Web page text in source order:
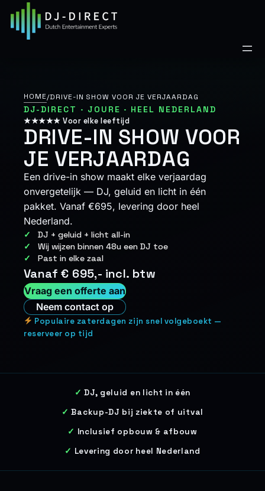
naar
HOME/DRIVE-IN SHOW VOOR JE VERJAARDAG
DJ-DIRECT · JOURE · HEEL NEDERLAND
★★★★★ Voor elke leeftijd
DRIVE-IN SHOW VOOR
JE VERJAARDAG
Een drive-in show maakt elke verjaardag
onvergetelijk — DJ, geluid en licht in één
pakket. Vanaf €695, levering door heel
Nederland.
DJ + geluid + licht all-in
Wij wijzen binnen 48u een DJ toe
Past in elke zaal
Vanaf € 695,- incl. btw
Vraag een offerte aan
Neem contact op
Populaire zaterdagen zijn snel volgeboekt —
reserveer op tijd
DJ, geluid en licht in één
Backup-DJ bij ziekte of uitval
Inclusief opbouw & afbouw
Levering door heel Nederland